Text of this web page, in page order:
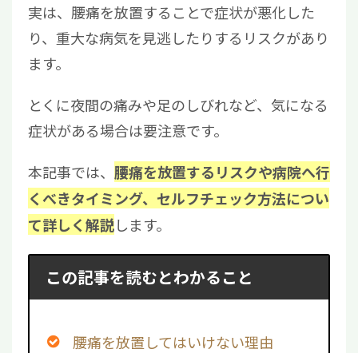
実は、腰痛を放置することで症状が悪化した
り、重大な病気を見逃したりするリスクがあり
ます。
とくに夜間の痛みや足のしびれなど、気になる
症状がある場合は要注意です。
本記事では、 腰痛を放置するリスクや病院へ行
くべきタイミング、セルフチェック方法につい
て詳しく解説します。
この記事を読むとわかること
腰痛を放置してはいけない理由